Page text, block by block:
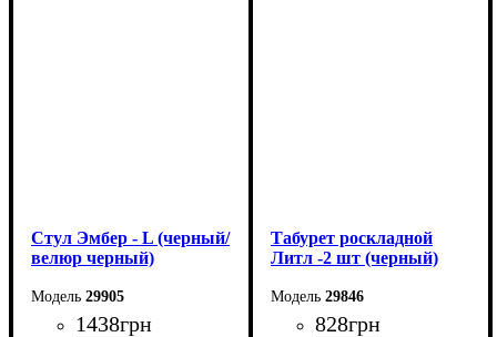
Стул Эмбер - L (черный/
велюр черный)
29905
1438грн
Табурет роскладной
Литл -2 шт (черный)
29846
828грн